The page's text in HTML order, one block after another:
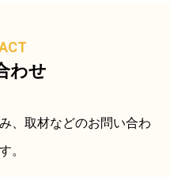
わせ
、取材などのお問い合わ
。